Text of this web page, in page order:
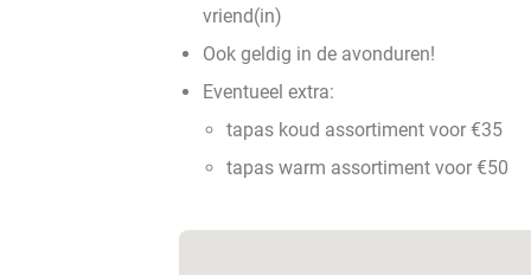
vriend(in)
Ook geldig in de avonduren!
Eventueel extra:
tapas koud assortiment voor €35
tapas warm assortiment voor €50